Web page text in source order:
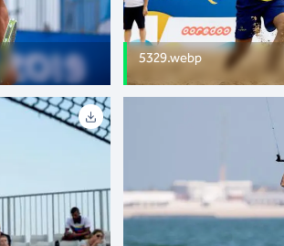
5329.webp